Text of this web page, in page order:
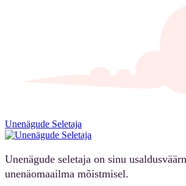
Unenägude Seletaja
Unenägude seletaja on sinu
unenäomaailma mõistmisel.